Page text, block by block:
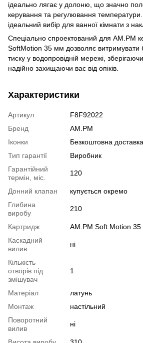
ідеально лягає у долоню, що значно
керування та регулювання
ідеальний вибір для ванної кімнати з
Спеціально спроектований для АМ.РМ
SoftMotion 35 мм дозволяє витримувати
тиску у водопровідній мережі,
надійно захищаючи вас від опіків.
Характеристики
Артикул
F8F92022
Бренд
AM.PM
Іконки
Безкоштовна
Тип гарантії
Виробник
Гарантійний
термін, міс.
120
Донний клапан
купується окремо
Глибина
виробу
210
Картридж
AM.PM Soft Motion
Каскадний
вилив
ні
Кількість
отворів під
змішувач
1
Матеріал
латунь
Монтаж
настільний
Поворотний
вилив
ні